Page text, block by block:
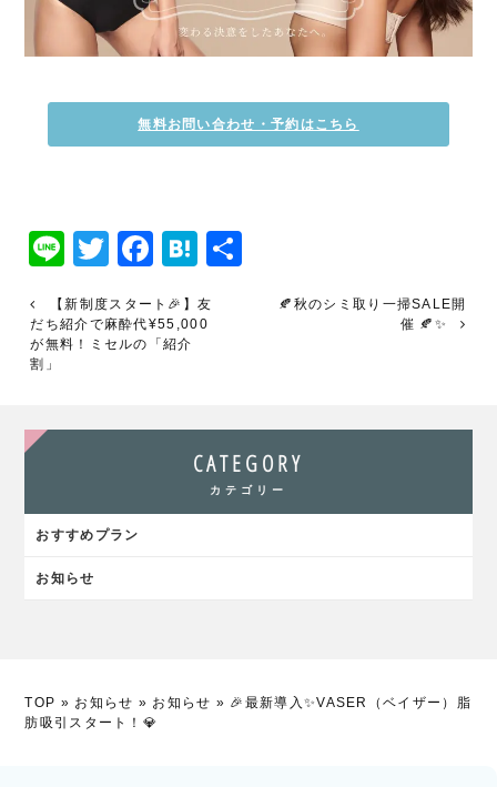
無料お問い合わせ・予約はこちら
LineTwitter
Facebook
Hatena
【新制度スタート🎉】友
だち紹介で麻酔代¥55,000
が無料！ミセルの「紹介
割」
🍂秋のシミ取り一掃SALE開
催 🍂✨
CATEGORY
カテゴリー
おすすめプラン
お知らせ
TOP » お知らせ » お知らせ » 🎉最新導入✨VASER（ベイザー）脂
肪吸引スタート！💎